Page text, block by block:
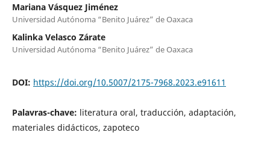
Mariana Vásquez Jiménez
Universidad Autónoma “Benito Juárez” de Oaxaca
Kalinka Velasco Zárate
Universidad Autónoma “Benito Juárez” de Oaxaca
DOI: https://doi.org/10.5007/2175-7968.2023.e91611
Palavras-chave: literatura oral, traducción, adaptación,
materiales didácticos, zapoteco